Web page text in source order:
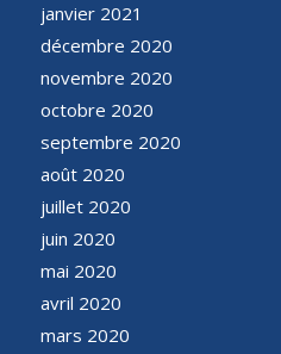
janvier 2021
décembre 2020
novembre 2020
octobre 2020
septembre 2020
août 2020
juillet 2020
juin 2020
mai 2020
avril 2020
mars 2020